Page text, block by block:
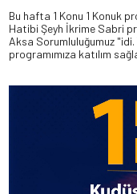
Bu hafta 1 Konu 1 Konuk
Hatibi Şeyh İkrime Sabri
Aksa Sorumluluğumuz
programımıza katılım